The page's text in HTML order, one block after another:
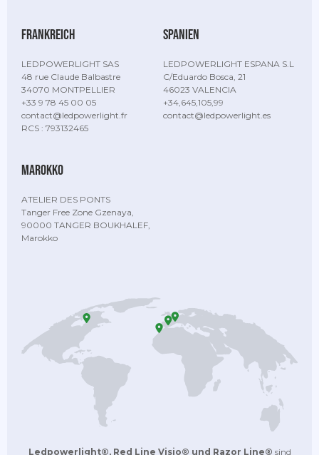
Frankreich
LEDPOWERLIGHT SAS
48 rue Claude Balbastre
34070 MONTPELLIER
+33 9 78 45 00 05
contact@ledpowerlight.fr
RCS : 793132465
Spanien
LEDPOWERLIGHT ESPANA S.L
C/Eduardo Bosca, 21
46023 VALENCIA
+34,645,105,99
contact@ledpowerlight.es
Marokko
ATELIER DES PONTS
Tanger Free Zone Gzenaya,
90000 TANGER BOUKHALEF,
Marokko
Ledpowerlight®, Red Line Visio® und Razor Line® sind